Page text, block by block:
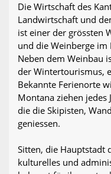
Die Wirtschaft des
Landwirtschaft und
ist einer der grössten
und die Weinberge
Neben dem Weinbau
der Wintertourismus,
Bekannte Ferienorte
Montana ziehen jedes
die die Skipisten,
geniessen.
Sitten, die Hauptstadt
kulturelles und